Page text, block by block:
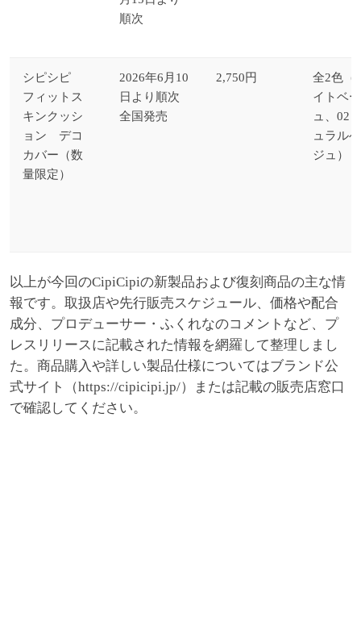
順次
シピシピ
フィットス
キンクッシ
ョン デコ
カバー（数
量限定）
2026年6月10
日より順次
全国発売
2,750円
全2色（
イトベ
ュ、02
ュラル
ジュ）
以上が今回のCipiCipiの新製品および復刻商品の主な情
報です。取扱店や先行販売スケジュール、価格や配合
成分、プロデューサー・ふくれなのコメントなど、プ
レスリリースに記載された情報を網羅して整理しまし
た。商品購入や詳しい製品仕様についてはブランド公
式サイト（https://cipicipi.jp/）または記載の販売店窓口
で確認してください。